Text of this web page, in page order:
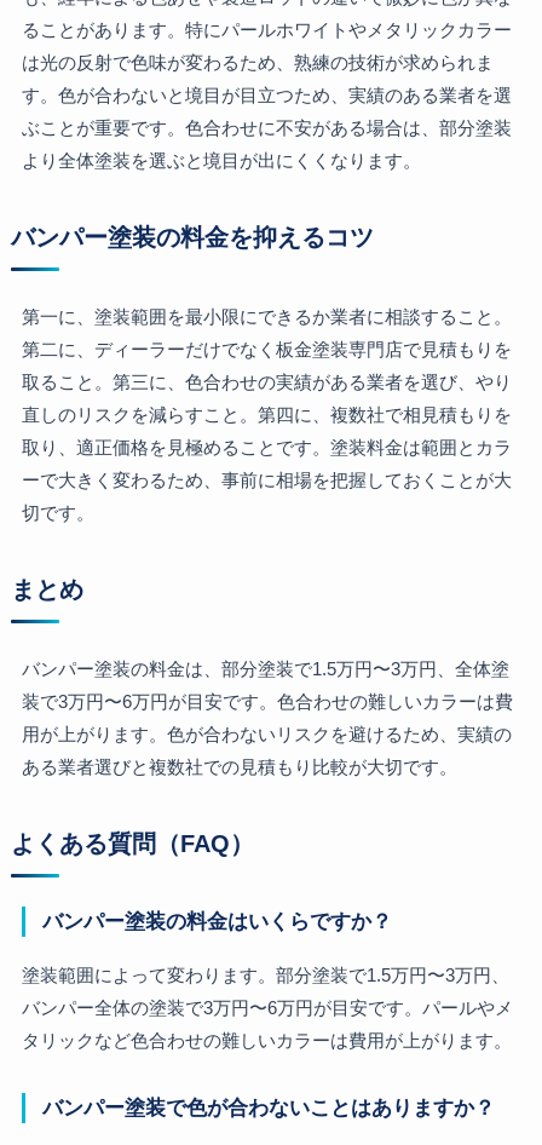
ることがあります。特にパールホワイトやメタリックカラー
は光の反射で色味が変わるため、熟練の技術が求められま
す。色が合わないと境目が目立つため、実績のある業者を選
ぶことが重要です。色合わせに不安がある場合は、部分塗装
より全体塗装を選ぶと境目が出にくくなります。
バンパー塗装の料金を抑えるコツ
第一に、塗装範囲を最小限にできるか業者に相談すること。
第二に、ディーラーだけでなく板金塗装専門店で見積もりを
取ること。第三に、色合わせの実績がある業者を選び、やり
直しのリスクを減らすこと。第四に、複数社で相見積もりを
取り、適正価格を見極めることです。塗装料金は範囲とカラ
ーで大きく変わるため、事前に相場を把握しておくことが大
切です。
まとめ
バンパー塗装の料金は、部分塗装で1.5万円〜3万円、全体塗
装で3万円〜6万円が目安です。色合わせの難しいカラーは費
用が上がります。色が合わないリスクを避けるため、実績の
ある業者選びと複数社での見積もり比較が大切です。
よくある質問（FAQ）
バンパー塗装の料金はいくらですか？
塗装範囲によって変わります。部分塗装で1.5万円〜3万円、
バンパー全体の塗装で3万円〜6万円が目安です。パールやメ
タリックなど色合わせの難しいカラーは費用が上がります。
バンパー塗装で色が合わないことはありますか？